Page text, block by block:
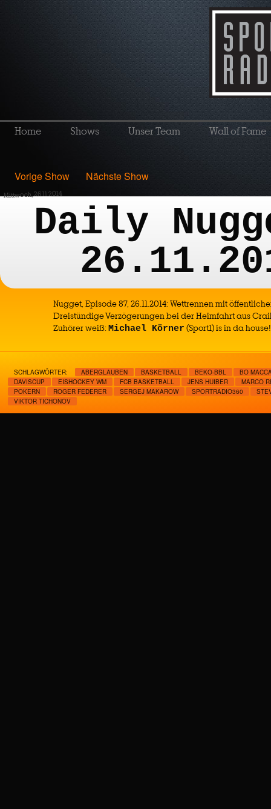
Home Shows Unser Team Wall of Fame
Vorige Show Nächste Show
Mittwoch, 26.11.2014
Daily
Nugget, Episode 87, 26.11.2014: Wettrennen mit
Dreistündige Verzögerungen bei der Heimfahrt aus
Zuhörer weiß:Michael Körner (Sport1) is in da house!
SCHLAGWÖRTER: ABERGLAUBEN BASKETBALL BEKO-BBL
BO
DAVISCUP
EISHOCKEY WM FCB BASKETBALL JENS HUIBER
MARCO
POKERN
ROGER FEDERER SERGEJ MAKAROW SPORTRADIO360
VIKTOR TICHONOV